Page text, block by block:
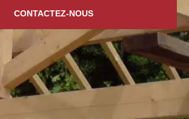
CONTACTEZ-NOUS